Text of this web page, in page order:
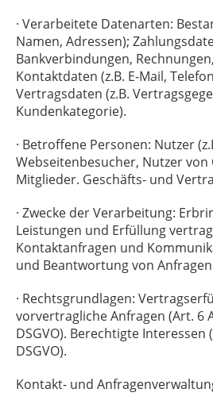
· Verarbeitete Datenarten:
Namen, Adressen);
Bankverbindungen,
Kontaktdaten (z.B. E-Mail,
Vertragsdaten (z.B.
Kundenkategorie).
· Betroffene Personen: Nutzer
Webseitenbesucher, Nutzer von
Mitglieder. Geschäfts- und
· Zwecke der Verarbeitung:
Leistungen und Erfüllung
Kontaktanfragen und
und Beantwortung von
· Rechtsgrundlagen:
vorvertragliche Anfragen (Art. 6
DSGVO). Berechtigte Interessen
DSGVO).
Kontakt- und